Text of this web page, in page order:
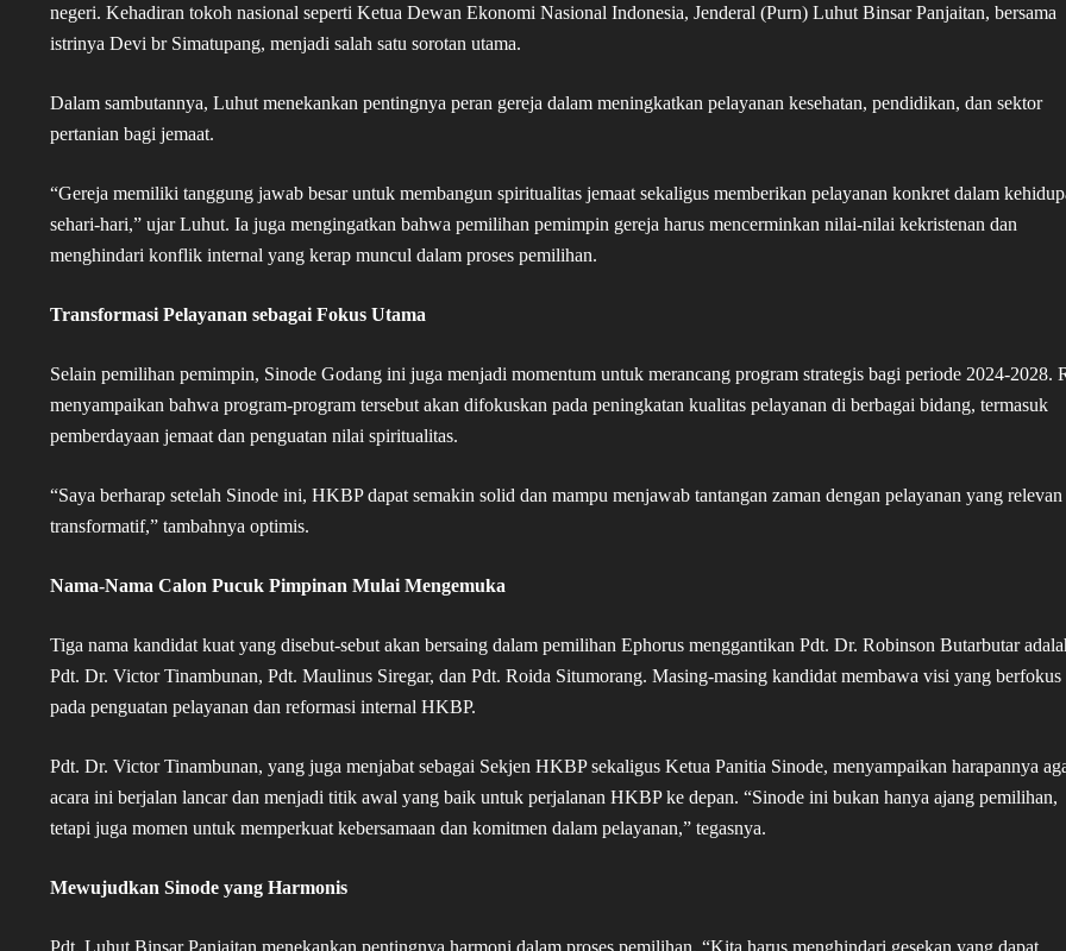
negeri. Kehadiran tokoh nasional seperti Ketua Dewan Ekonomi Nasional Indonesia, Jenderal (Purn) Luhut Binsar Panjaitan, bersama
istrinya Devi br Simatupang, menjadi salah satu sorotan utama.
Dalam sambutannya, Luhut menekankan pentingnya peran gereja dalam meningkatkan pelayanan kesehatan, pendidikan, dan sektor
pertanian bagi jemaat.
“Gereja memiliki tanggung jawab besar untuk membangun spiritualitas jemaat sekaligus memberikan pelayanan konkret dalam
sehari-hari,” ujar Luhut. Ia juga mengingatkan bahwa pemilihan pemimpin gereja harus mencerminkan nilai-nilai kekristenan dan
menghindari konflik internal yang kerap muncul dalam proses pemilihan.
Transformasi Pelayanan sebagai Fokus Utama
Selain pemilihan pemimpin, Sinode Godang ini juga menjadi momentum untuk merancang program strategis bagi periode 2024-2028.
menyampaikan bahwa program-program tersebut akan difokuskan pada peningkatan kualitas pelayanan di berbagai bidang, termasuk
pemberdayaan jemaat dan penguatan nilai spiritualitas.
“Saya berharap setelah Sinode ini, HKBP dapat semakin solid dan mampu menjawab tantangan zaman dengan pelayanan yang relevan
transformatif,” tambahnya optimis.
Nama-Nama Calon Pucuk Pimpinan Mulai Mengemuka
Tiga nama kandidat kuat yang disebut-sebut akan bersaing dalam pemilihan Ephorus menggantikan Pdt. Dr. Robinson Butarbutar
Pdt. Dr. Victor Tinambunan, Pdt. Maulinus Siregar, dan Pdt. Roida Situmorang. Masing-masing kandidat membawa visi yang berfokus
pada penguatan pelayanan dan reformasi internal HKBP.
Pdt. Dr. Victor Tinambunan, yang juga menjabat sebagai Sekjen HKBP sekaligus Ketua Panitia Sinode, menyampaikan harapannya
acara ini berjalan lancar dan menjadi titik awal yang baik untuk perjalanan HKBP ke depan. “Sinode ini bukan hanya ajang pemilihan,
tetapi juga momen untuk memperkuat kebersamaan dan komitmen dalam pelayanan,” tegasnya.
Mewujudkan Sinode yang Harmonis
Pdt. Luhut Binsar Panjaitan menekankan pentingnya harmoni dalam proses pemilihan. “Kita harus menghindari gesekan yang dapat